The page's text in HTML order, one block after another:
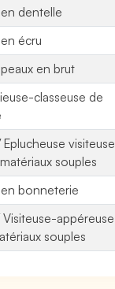
dentelle
écru
en brut
classeuse de
visiteuse
souples
bonneterie
appéreuse
souples